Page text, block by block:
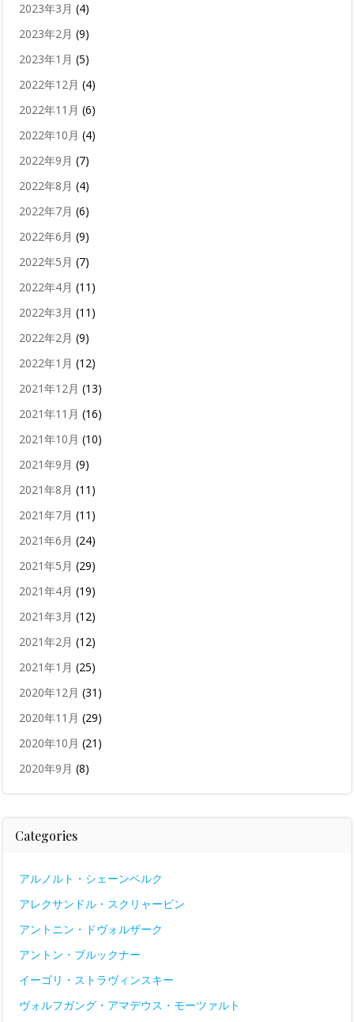
2023年3月 (4)
2023年2月 (9)
2023年1月 (5)
2022年12月 (4)
2022年11月 (6)
2022年10月 (4)
2022年9月 (7)
2022年8月 (4)
2022年7月 (6)
2022年6月 (9)
2022年5月 (7)
2022年4月 (11)
2022年3月 (11)
2022年2月 (9)
2022年1月 (12)
2021年12月 (13)
2021年11月 (16)
2021年10月 (10)
2021年9月 (9)
2021年8月 (11)
2021年7月 (11)
2021年6月 (24)
2021年5月 (29)
2021年4月 (19)
2021年3月 (12)
2021年2月 (12)
2021年1月 (25)
2020年12月 (31)
2020年11月 (29)
2020年10月 (21)
2020年9月 (8)
Categories
アルノルト・シェーンベルク
アレクサンドル・スクリャービン
アントニン・ドヴォルザーク
アントン・ブルックナー
イーゴリ・ストラヴィンスキー
ヴォルフガング・アマデウス・モーツァルト